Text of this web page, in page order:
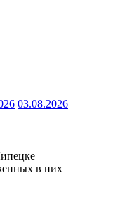
03.08.2026
в них